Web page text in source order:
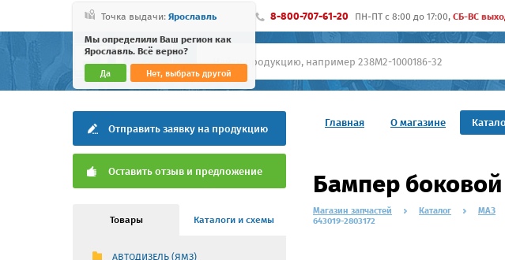
Точка выдачи: Ярославль
Мы определили Ваш регион как
Ярославль. Всё верно?
Да Нет, выбрать другой
8-800-707-61-20 ПН-ПТ c 8:00 до 17:00, СБ-ВС
Главная О магазине
Отправить заявку на продукцию
Оставить отзыв и предложение
Товары Каталоги и схемы
АВТОДИЗЕЛЬ (ЯМЗ)
Бампер
Магазин запчастей Каталог МАЗ
643019-2803172